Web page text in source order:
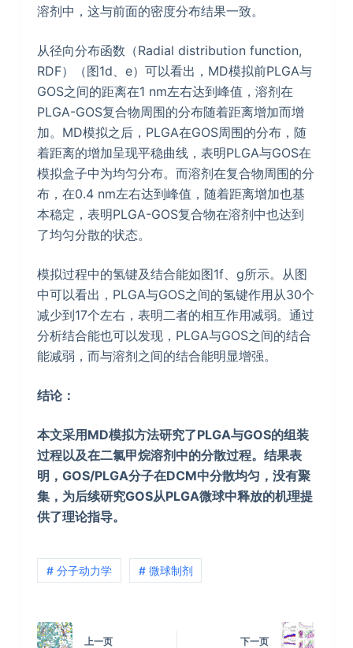
溶剂中，这与前面的密度分布结果一致。
从径向分布函数（Radial distribution function,
RDF）（图1d、e）可以看出，MD模拟前PLGA与
GOS之间的距离在1 nm左右达到峰值，溶剂在
PLGA-GOS复合物周围的分布随着距离增加而增
加。MD模拟之后，PLGA在GOS周围的分布，随
着距离的增加呈现平稳曲线，表明PLGA与GOS在
模拟盒子中为均匀分布。而溶剂在复合物周围的分
布，在0.4 nm左右达到峰值，随着距离增加也基
本稳定，表明PLGA-GOS复合物在溶剂中也达到
了均匀分散的状态。
模拟过程中的氢键及结合能如图1f、g所示。从图
中可以看出，PLGA与GOS之间的氢键作用从30个
减少到17个左右，表明二者的相互作用减弱。通过
分析结合能也可以发现，PLGA与GOS之间的结合
能减弱，而与溶剂之间的结合能明显增强。
结论：
本文采用MD模拟方法研究了PLGA与GOS的组装
过程以及在二氯甲烷溶剂中的分散过程。结果表
明，GOS/PLGA分子在DCM中分散均匀，没有聚
集，为后续研究GOS从PLGA微球中释放的机理提
供了理论指导。
# 分子动力学 # 微球制剂
上一页 下一页